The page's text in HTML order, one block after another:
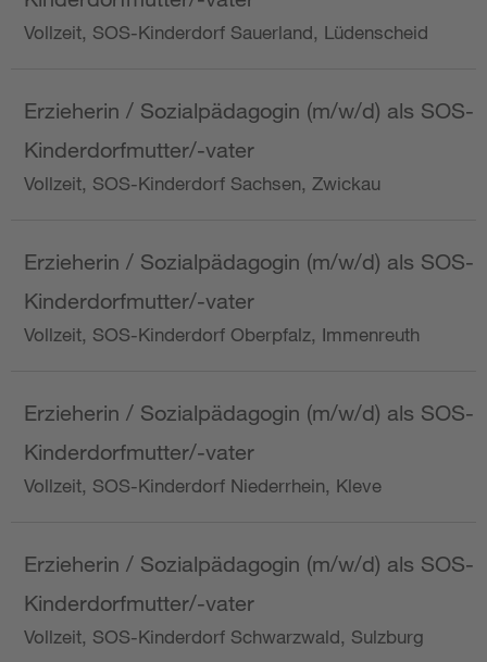
Vollzeit, SOS-Kinderdorf Sauerland, Lüdenscheid
Erzieherin / Sozialpädagogin (m/w/d) als SOS-
Kinderdorfmutter/-vater
Vollzeit, SOS-Kinderdorf Sachsen, Zwickau
Erzieherin / Sozialpädagogin (m/w/d) als SOS-
Kinderdorfmutter/-vater
Vollzeit, SOS-Kinderdorf Oberpfalz, Immenreuth
Erzieherin / Sozialpädagogin (m/w/d) als SOS-
Kinderdorfmutter/-vater
Vollzeit, SOS-Kinderdorf Niederrhein, Kleve
Erzieherin / Sozialpädagogin (m/w/d) als SOS-
Kinderdorfmutter/-vater
Vollzeit, SOS-Kinderdorf Schwarzwald, Sulzburg